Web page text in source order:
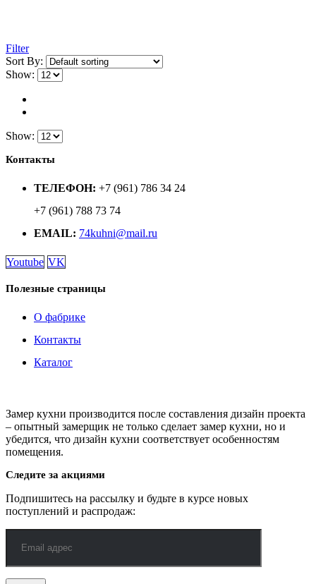
Filter
Sort By:
Show:
Show:
Контакты
ТЕЛЕФОН: +7 (961) 786 34 24
+7 (961) 788 73 74
EMAIL: 74kuhni@mail.ru
Youtube VK
Полезные страницы
О фабрике
Контакты
Каталог
Замер кухни производится после составления дизайн проекта
– опытный замерщик не только сделает замер кухни, но и
убедится, что дизайн кухни соответствует особенностям
помещения.
Следите за акциями
Подпишитесь на рассылку и будьте в курсе новых
поступлений и распродаж: